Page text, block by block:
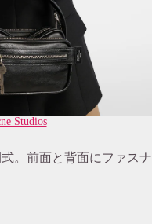
Studios
。前面と背面にファス